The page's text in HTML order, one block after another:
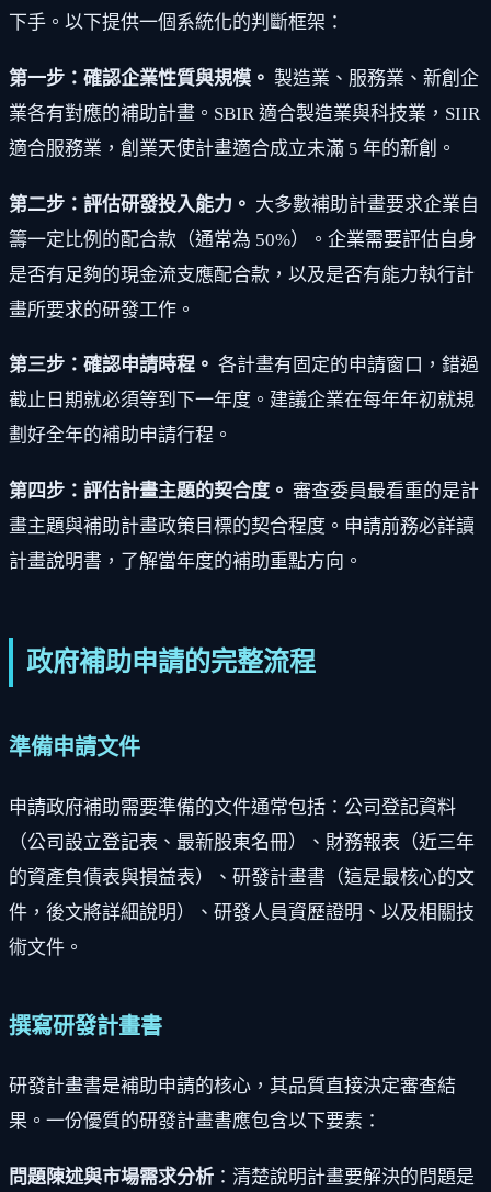
下手。以下提供一個系統化的判斷框架：
第一步：確認企業性質與規模。 製造業、服務業、新創企
業各有對應的補助計畫。SBIR 適合製造業與科技業，SIIR
適合服務業，創業天使計畫適合成立未滿 5 年的新創。
第二步：評估研發投入能力。 大多數補助計畫要求企業自
籌一定比例的配合款（通常為 50%）。企業需要評估自身
是否有足夠的現金流支應配合款，以及是否有能力執行計
畫所要求的研發工作。
第三步：確認申請時程。 各計畫有固定的申請窗口，錯過
截止日期就必須等到下一年度。建議企業在每年年初就規
劃好全年的補助申請行程。
第四步：評估計畫主題的契合度。 審查委員最看重的是計
畫主題與補助計畫政策目標的契合程度。申請前務必詳讀
計畫說明書，了解當年度的補助重點方向。
政府補助申請的完整流程
準備申請文件
申請政府補助需要準備的文件通常包括：公司登記資料
（公司設立登記表、最新股東名冊）、財務報表（近三年
的資產負債表與損益表）、研發計畫書（這是最核心的文
件，後文將詳細說明）、研發人員資歷證明、以及相關技
術文件。
撰寫研發計畫書
研發計畫書是補助申請的核心，其品質直接決定審查結
果。一份優質的研發計畫書應包含以下要素：
問題陳述與市場需求分析 ：清楚說明計畫要解決的問題是